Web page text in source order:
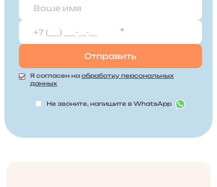
*
Я согласен на обработку персональных
данных
Не звоните, напишите в WhatsApp